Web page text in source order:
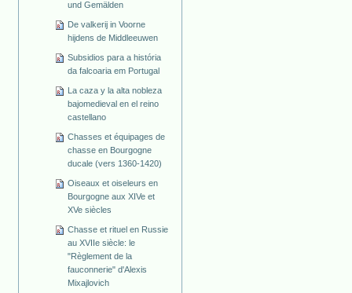
und Gemälden
De valkerij in Voorne
hijdens de Middleeuwen
Subsidios para a história
da falcoaria em Portugal
La caza y la alta nobleza
bajomedieval en el reino
castellano
Chasses et équipages de
chasse en Bourgogne
ducale (vers 1360-1420)
Oiseaux et oiseleurs en
Bourgogne aux XIVe et
XVe siècles
Chasse et rituel en Russie
au XVIIe siècle: le
"Règlement de la
fauconnerie" d'Alexis
Mixajlovich